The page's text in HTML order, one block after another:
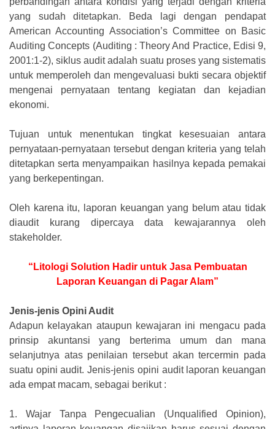
yang sudah ditetapkan. Beda lagi dengan pendapat
American Accounting Association’s Committee on Basic
Auditing Concepts (Auditing : Theory And Practice, Edisi 9,
2001:1-2), siklus audit adalah suatu proses yang sistematis
untuk memperoleh dan mengevaluasi bukti secara objektif
mengenai pernyataan tentang kegiatan dan kejadian
ekonomi.
Tujuan untuk menentukan tingkat kesesuaian antara
pernyataan-pernyataan tersebut dengan kriteria yang telah
ditetapkan serta menyampaikan hasilnya kepada pemakai
yang berkepentingan.
Oleh karena itu, laporan keuangan yang belum atau tidak
diaudit kurang dipercaya data kewajarannya oleh
stakeholder.
“Litologi Solution Hadir untuk Jasa Pembuatan
Laporan Keuangan di Pagar Alam”
Jenis-jenis Opini Audit
Adapun kelayakan ataupun kewajaran ini mengacu pada
prinsip akuntansi yang berterima umum dan mana
selanjutnya atas penilaian tersebut akan tercermin pada
suatu opini audit. Jenis-jenis opini audit laporan keuangan
ada empat macam, sebagai berikut :
1.
Wajar Tanpa Pengecualian (Unqualified Opinion),